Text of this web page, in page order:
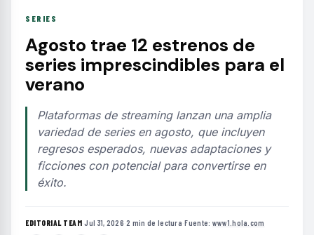
SERIES
Agosto trae 12 estrenos de
series imprescindibles para el
verano
Plataformas de streaming lanzan una amplia
variedad de series en agosto, que incluyen
regresos esperados, nuevas adaptaciones y
ficciones con potencial para convertirse en
éxito.
EDITORIAL TEAM·Jul 31, 2026·2 min de lectura·Fuente: www1.hola.com